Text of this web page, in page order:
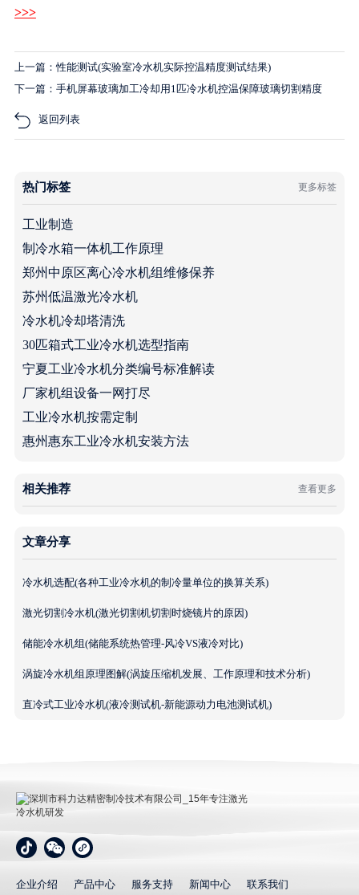
>>>
上一篇：性能测试(实验室冷水机实际控温精度测试结果)
下一篇：手机屏幕玻璃加工冷却用1匹冷水机控温保障玻璃切割精度
返回列表
热门标签 更多标签
工业制造
制冷水箱一体机工作原理
郑州中原区离心冷水机组维修保养
苏州低温激光冷水机
冷水机冷却塔清洗
30匹箱式工业冷水机选型指南
宁夏工业冷水机分类编号标准解读
厂家机组设备一网打尽
工业冷水机按需定制
惠州惠东工业冷水机安装方法
相关推荐 查看更多
文章分享
冷水机选配(各种工业冷水机的制冷量单位的换算关系)
激光切割冷水机(激光切割机切割时烧镜片的原因)
储能冷水机组(储能系统热管理-风冷VS液冷对比)
涡旋冷水机组原理图解(涡旋压缩机发展、工作原理和技术分析)
直冷式工业冷水机(液冷测试机-新能源动力电池测试机)
深圳市科力达精密制冷技术有限公司_15年专注激光冷
水机研发
企业介绍 产品中心 服务支持 新闻中心 联系我们